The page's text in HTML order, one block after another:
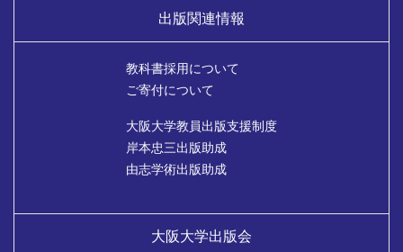
出版関連情報
教科書採用について
ご寄付について
大阪大学教員出版支援制度
岸本忠三出版助成
由志学術出版助成
大阪大学出版会